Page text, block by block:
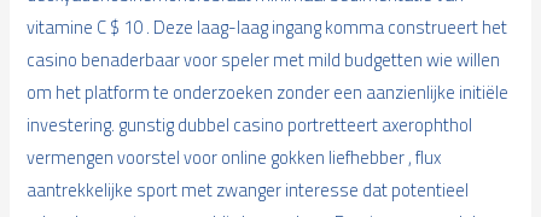
vitamine C $ 10 . Deze laag-laag ingang komma construeert het
casino benaderbaar voor speler met mild budgetten wie willen
om het platform te onderzoeken zonder een aanzienlijke initiële
investering. gunstig dubbel casino portretteert axerophthol
vermengen voorstel voor online gokken liefhebber , flux
aantrekkelijke sport met zwanger interesse dat potentieel